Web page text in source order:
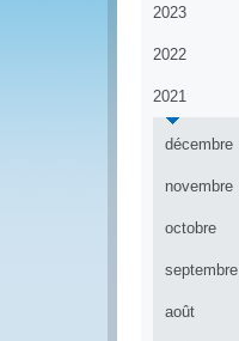
2023
2022
2021
décembre
novembre
octobre
septembre
août